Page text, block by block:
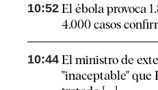
10:52 El ébola provoca
4.000 casos
10:44 El ministro de
"inaceptable" que